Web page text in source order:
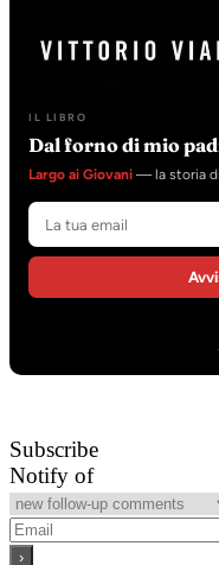
IL LIBRO
Dal forno di mio
Largo ai Giovani — la storia di
Subscribe
Notify of